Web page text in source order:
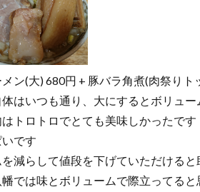
ン(大) 680円 + 豚バラ角煮(肉祭りト
はいつも通り、大にするとボリュー
トロトロでとても美味しかったです
です
減らして値段を下げていただけると
では味とボリュームで際立ってると